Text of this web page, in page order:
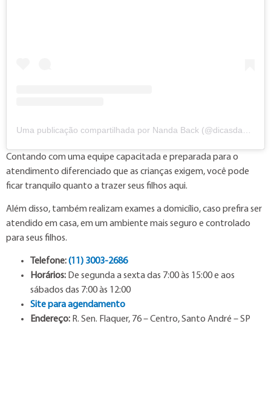
Contando com uma equipe capacitada e preparada para o
atendimento diferenciado que as crianças exigem, você pode
ficar tranquilo quanto a trazer seus filhos aqui.
Além disso, também realizam exames a domicílio, caso prefira ser
atendido em casa, em um ambiente mais seguro e controlado
para seus filhos.
Telefone:(11) 3003-2686
Horários: De segunda a sexta das 7:00 às 15:00 e aos
sábados das 7:00 às 12:00
Site para agendamento
Endereço: R. Sen. Flaquer, 76 – Centro, Santo André – SP